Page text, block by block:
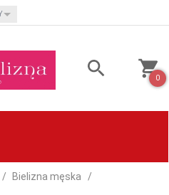
0
Bielizna męska